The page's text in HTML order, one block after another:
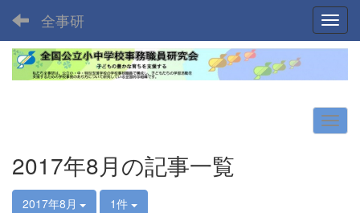
全事研
2017年8月の記事一覧
2017年8月 1件